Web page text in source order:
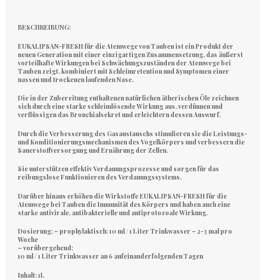
BESCHREIBUNG:
EUKALIPSAN-FRESH für die Atemwege von Tauben ist ein Produkt der
neuen Generation mit einer einzigartigen Zusammensetzung, das äußerst
vorteilhafte Wirkungen bei Schwächungszuständen der Atemwege bei
Tauben zeigt, kombiniert mit Schleimretention und Symptomen einer
nassen und trockenen laufenden Nase.
Die in der Zubereitung enthaltenen natürlichen ätherischen Öle zeichnen
sich durch eine starke schleimlösende Wirkung aus, verdünnen und
verflüssigen das Bronchialsekret und erleichtern dessen Auswurf.
Durch die Verbesserung des Gasaustauschs stimulieren sie die Leistungs-
und Konditionierungsmechanismen des Vogelkörpers und verbessern die
Sauerstoffversorgung und Ernährung der Zellen.
Sie unterstützen effektiv Verdauungsprozesse und sorgen für das
reibungslose Funktionieren des Verdauungssystems.
Darüber hinaus erhöhen dieWirkstoffe EUKALIPSAN-FRESH für die
Atemwege bei Tauben die Immunität des Körpers und haben auch eine
starke antivirale, antibakterielle und antiprotozoale Wirkung.
Dosierung: – prophylaktisch: 10 ml / 1 Liter Trinkwasser – 2-3 mal pro
Woche
– vorübergehend:
10 ml / 1 Liter Trinkwasser an 6 aufeinanderfolgenden Tagen
Inhalt: 1L